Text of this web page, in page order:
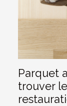
Parquet
trouver